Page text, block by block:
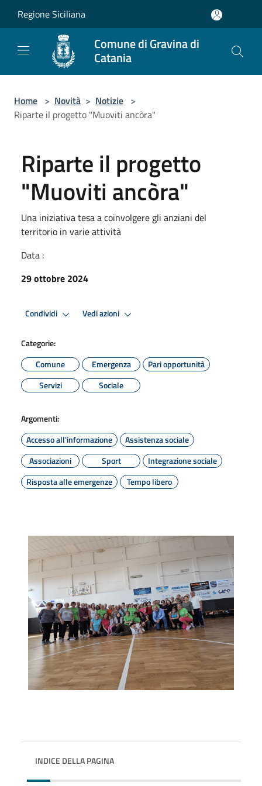
Regione Siciliana
Comune di Gravina di
Catania
Home > Novità > Notizie >
Riparte il progetto "Muoviti ancòra"
Riparte il progetto
"Muoviti ancòra"
Una iniziativa tesa a coinvolgere gli anziani del
territorio in varie attività
Data :
29 ottobre 2024
Condividi Vedi azioni
Categorie:
Comune
Emergenza
Pari opportunità
Servizi
Sociale
Argomenti:
Accesso all'informazione
Assistenza sociale
Associazioni
Sport
Integrazione sociale
Risposta alle emergenze
Tempo libero
INDICE DELLA PAGINA